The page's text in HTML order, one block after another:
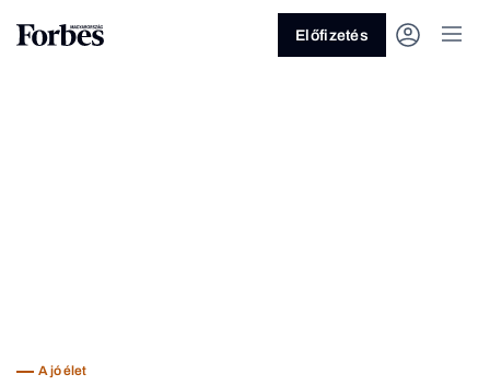
Előfizetés
A jó élet